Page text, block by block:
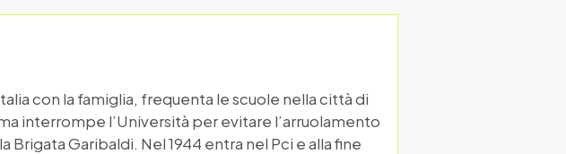
con la famiglia, frequenta le scuole nella città di
interrompe l’Università per evitare l’arruolamento
Garibaldi. Nel 1944 entra nel Pci e alla fine